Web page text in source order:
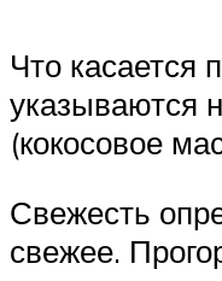
Что касается
указываются
(кокосовое
Свежесть
свежее.